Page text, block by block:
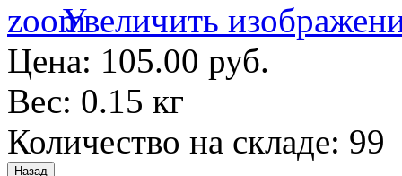
Увеличить
Цена: 105.00 руб.
Вес: 0.15 кг
Количество на складе: 99